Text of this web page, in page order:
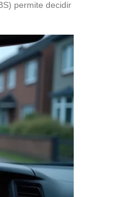
permite decidir